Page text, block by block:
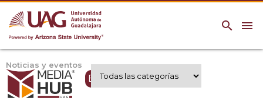
menu
search
Noticias y eventos
Expertos UAG